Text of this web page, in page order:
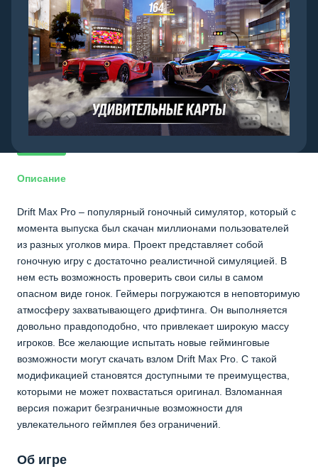
Описание
Drift Max Pro – популярный гоночный симулятор, который с
момента выпуска был скачан миллионами пользователей
из разных уголков мира. Проект представляет собой
гоночную игру с достаточно реалистичной симуляцией. В
нем есть возможность проверить свои силы в самом
опасном виде гонок. Геймеры погружаются в неповторимую
атмосферу захватывающего дрифтинга. Он выполняется
довольно правдоподобно, что привлекает широкую массу
игроков. Все желающие испытать новые гейминговые
возможности могут скачать взлом Drift Max Pro. С такой
модификацией становятся доступными те преимущества,
которыми не может похвастаться оригинал. Взломанная
версия пожарит безграничные возможности для
увлекательного геймплея без ограничений.
Об игре